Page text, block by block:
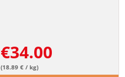
€34.00
(18.89 € / kg)